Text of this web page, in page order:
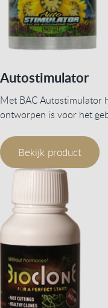
Autostimulator
Met BAC Autostimulator
ontworpen is voor het
Bekijk product